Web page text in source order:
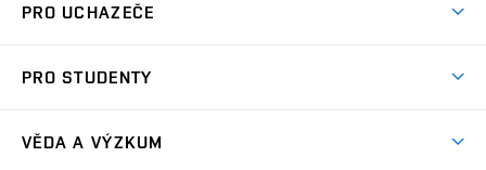
PRO UCHAZEČE
Ambasadoři studia
PRO STUDENTY
VĚDA A VÝZKUM